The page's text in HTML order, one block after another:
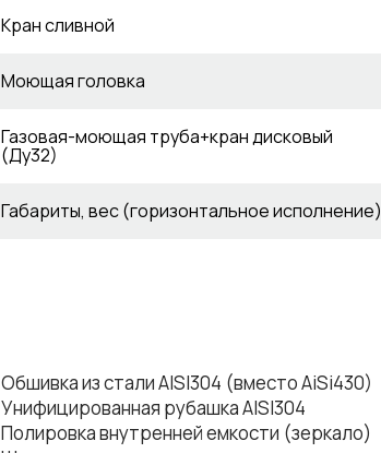
Кран сливной
Моющая головка
Газовая-моющая труба+кран дисковый
(Ду32)
Габариты, вес (горизонтальное исполнение)
Обшивка из стали AISI304 (вместо AiSi430)
Унифицированная рубашка AISI304
Полировка внутренней емкости (зеркало)